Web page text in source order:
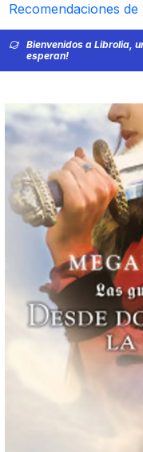
Recomendaciones
Bienvenidos a Librolia,
esperan!